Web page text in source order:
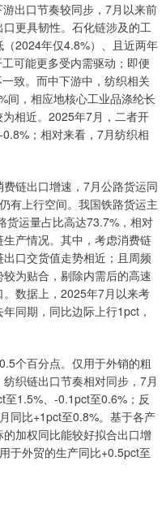
出口节奏较同步，7月以来前
更具韧性。石化链涉及的工
2024年仅4.8%）、且近两年
可能更多受内需驱动；即便
致。而中下游中，纺织相关
间，相应地核心工业品涤纶长
相近。2025年7月，二者开
；相对来看，7月纺织相
链出口增速，7月公路货运同
有上行空间。我国铁路货运主
货运量占比高达73.7%，相对
产情况。其中，考虑消费链
口交货值走势相近；且周频
为贴合，剔除内需后的高速
数据上，2025年7月以来考
同期，同比边际上行1pct，
个百分点。仅用于外销的粗
织链出口节奏相对同步，7月
1.5%、-0.1pct至0.6%；反
同比+1pct至0.8%。基于各产
加权同比能较好拟合出口增
于外贸的生产同比+0.5pct至